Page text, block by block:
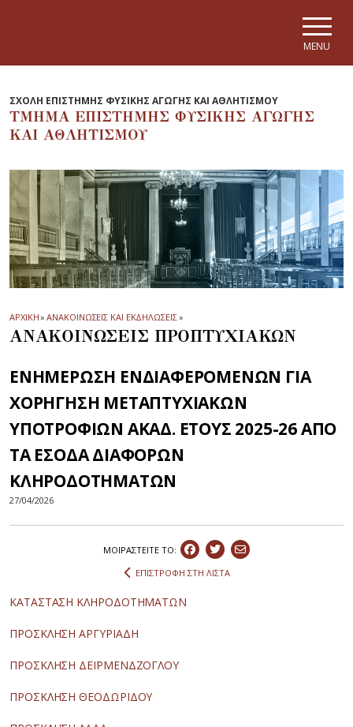
MENU
ΣΧΟΛΗ ΕΠΙΣΤΗΜΗΣ ΦΥΣΙΚΗΣ ΑΓΩΓΗΣ ΚΑΙ ΑΘΛΗΤΙΣΜΟΥ
ΤΜΗΜΑ ΕΠΙΣΤΗΜΗΣ ΦΥΣΙΚΗΣ ΑΓΩΓΗΣ
ΚΑΙ ΑΘΛΗΤΙΣΜΟΥ
ΑΡΧΙΚΗ» ΑΝΑΚΟΙΝΩΣΕΙΣ ΚΑΙ ΕΚΔΗΛΩΣΕΙΣ»
ΑΝΑΚΟΙΝΩΣΕΙΣ ΠΡΟΠΤΥΧΙΑΚΩΝ
ΕΝΗΜΕΡΩΣΗ ΕΝΔΙΑΦΕΡΟΜΕΝΩΝ ΓΙΑ
ΧΟΡΗΓΗΣΗ ΜΕΤΑΠΤΥΧΙΑΚΩΝ
ΥΠΟΤΡΟΦΙΩΝ ΑΚΑΔ. ΕΤΟΥΣ 2025-26 ΑΠΟ
ΤΑ ΕΣΟΔΑ ΔΙΑΦΟΡΩΝ
ΚΛΗΡΟΔΟΤΗΜΑΤΩΝ
27/04/2026
ΜΟΙΡΑΣΤEIΤΕ ΤΟ:
ΕΠΙΣΤΡΟΦΗ ΣΤΗ ΛΙΣΤΑ
ΚΑΤΑΣΤΑΣΗ ΚΛΗΡΟΔΟΤΗΜΑΤΩΝ
ΠΡΟΣΚΛΗΣΗ ΑΡΓΥΡΙΑΔΗ
ΠΡΟΣΚΛΗΣΗ ΔΕΪΡΜΕΝΔΖΟΓΛΟΥ
ΠΡΟΣΚΛΗΣΗ ΘΕΟΔΩΡΙΔΟΥ